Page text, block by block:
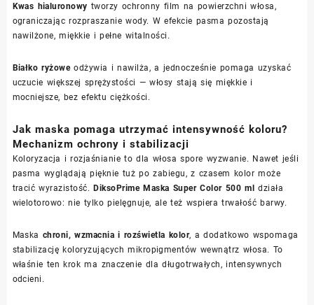
Kwas hialuronowy tworzy ochronny film na powierzchni włosa,
ograniczając rozpraszanie wody. W efekcie pasma pozostają
nawilżone, miękkie i pełne witalności.
Białko ryżoweodżywia i nawilża, a jednocześnie pomaga uzyskać
uczucie większej sprężystości — włosy stają się miękkie i
mocniejsze, bez efektu ciężkości.
Jak maska pomaga utrzymać intensywność koloru?
Mechanizm ochrony i stabilizacji
Koloryzacja i rozjaśnianie to dla włosa spore wyzwanie. Nawet jeśli
pasma wyglądają pięknie tuż po zabiegu, z czasem kolor może
tracić wyrazistość.DiksoPrime Maska Super Color 500 ml działa
wielotorowo: nie tylko pielęgnuje, ale też wspiera trwałość barwy.
Maska chroni, wzmacnia i rozświetla kolor, a dodatkowo wspomaga
stabilizację koloryzujących mikropigmentów wewnątrz włosa. To
właśnie ten krok ma znaczenie dla długotrwałych, intensywnych
odcieni.